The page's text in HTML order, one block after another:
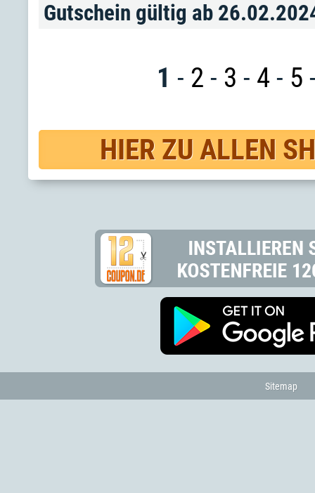
Gutschein gültig ab
1 - 2 - 3 - 4 - 5
HIER ZU ALLEN
Sitemap